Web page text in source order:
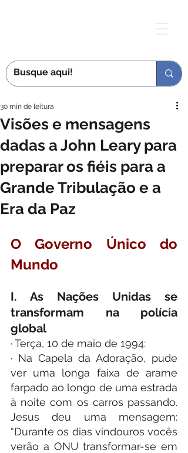
Visões e mensagens
dadas a John Leary para
preparar os fiéis para a
Grande Tribulação e a
Era da Paz
30 min de leitura
O Governo Único do
Mundo
I. As Nações Unidas se
transformam na polícia
global
· Terça, 10 de maio de 1994:
· Na Capela da Adoração, pude
ver uma longa faixa de arame
farpado ao longo de uma estrada
à noite com os carros passando.
Jesus deu uma mensagem:
“Durante os dias vindouros vocês
verão a ONU transformar-se em